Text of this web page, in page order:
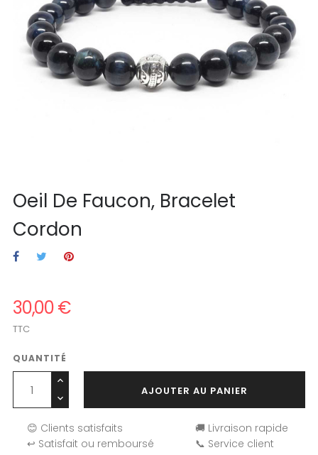
Oeil De Faucon, Bracelet
Cordon
30,00 €
TTC
QUANTITÉ
AJOUTER AU PANIER
😊 Clients satisfaits
🚚 Livraison rapide
↩️ Satisfait ou remboursé
📞 Service client